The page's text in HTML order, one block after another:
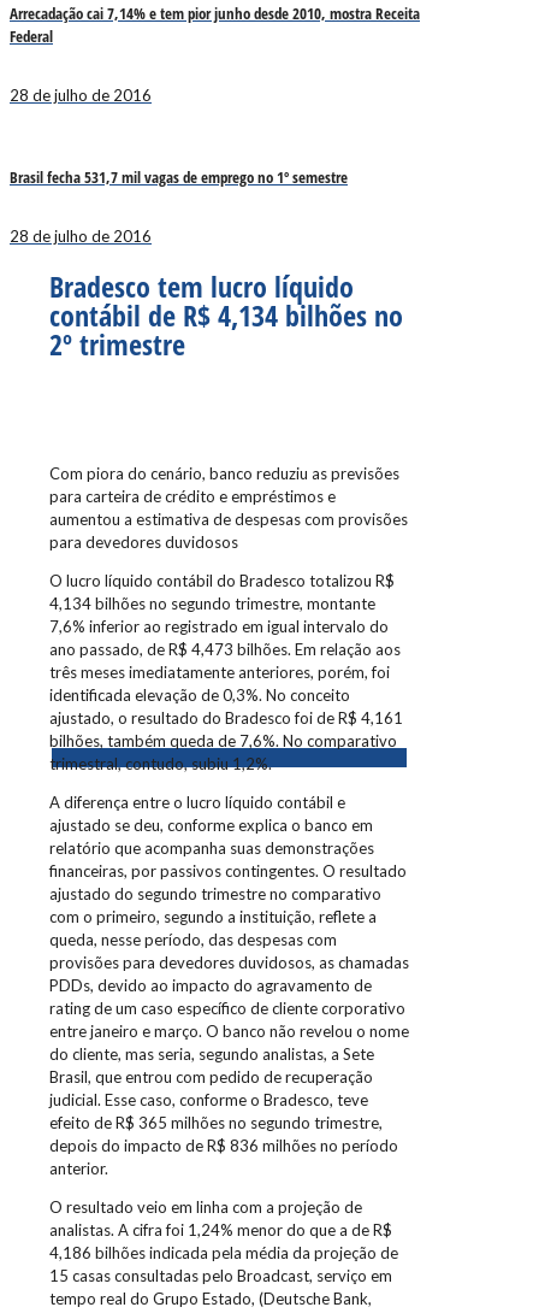
Arrecadação cai 7,14% e tem pior junho desde 2010, mostra Receita
Federal
28 de julho de 2016
Brasil fecha 531,7 mil vagas de emprego no 1º semestre
28 de julho de 2016
Bradesco tem lucro líquido
contábil de R$ 4,134 bilhões no
2º trimestre
Com piora do cenário, banco reduziu as previsões
para carteira de crédito e empréstimos e
aumentou a estimativa de despesas com provisões
para devedores duvidosos
O lucro líquido contábil do Bradesco totalizou R$
4,134 bilhões no segundo trimestre, montante
7,6% inferior ao registrado em igual intervalo do
ano passado, de R$ 4,473 bilhões. Em relação aos
três meses imediatamente anteriores, porém, foi
identificada elevação de 0,3%. No conceito
ajustado, o resultado do Bradesco foi de R$ 4,161
bilhões, também queda de 7,6%. No comparativo
trimestral, contudo, subiu 1,2%.
A diferença entre o lucro líquido contábil e
ajustado se deu, conforme explica o banco em
relatório que acompanha suas demonstrações
financeiras, por passivos contingentes. O resultado
ajustado do segundo trimestre no comparativo
com o primeiro, segundo a instituição, reflete a
queda, nesse período, das despesas com
provisões para devedores duvidosos, as chamadas
PDDs, devido ao impacto do agravamento de
rating de um caso específico de cliente corporativo
entre janeiro e março. O banco não revelou o nome
do cliente, mas seria, segundo analistas, a Sete
Brasil, que entrou com pedido de recuperação
judicial. Esse caso, conforme o Bradesco, teve
efeito de R$ 365 milhões no segundo trimestre,
depois do impacto de R$ 836 milhões no período
anterior.
O resultado veio em linha com a projeção de
analistas. A cifra foi 1,24% menor do que a de R$
4,186 bilhões indicada pela média da projeção de
15 casas consultadas pelo Broadcast, serviço em
tempo real do Grupo Estado, (Deutsche Bank,